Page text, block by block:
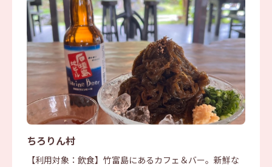
ちろりん村
【利用対象：飲食】竹富島にあるカフェ＆バー。新鮮な